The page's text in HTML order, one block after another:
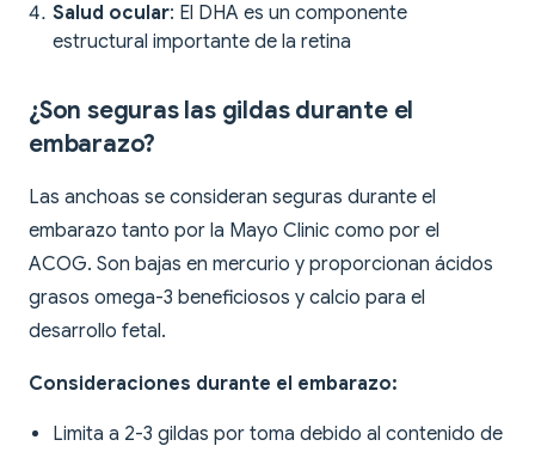
Salud ocular: El DHA es un componente
estructural importante de la retina
¿Son seguras las gildas durante el
embarazo?
Las anchoas se consideran seguras durante el
embarazo tanto por la Mayo Clinic como por el
ACOG. Son bajas en mercurio y proporcionan ácidos
grasos omega-3 beneficiosos y calcio para el
desarrollo fetal.
Consideraciones durante el embarazo:
Limita a 2-3 gildas por toma debido al contenido de